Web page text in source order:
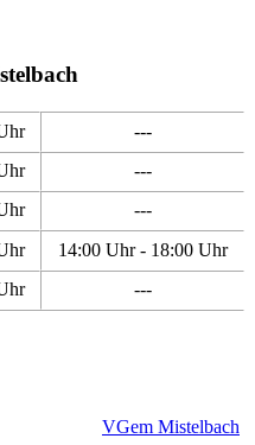
---
---
---
14:00 Uhr - 18:00 Uhr
---
VGem Mistelbach